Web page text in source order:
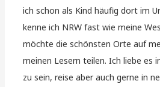
ich schon als Kind häufig dort im
kenne ich NRW fast wie meine
möchte die schönsten Orte auf
meinen Lesern teilen. Ich liebe es
zu sein, reise aber auch gerne in